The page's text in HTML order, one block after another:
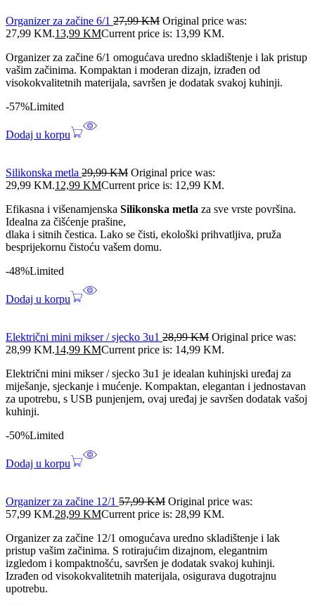
Organizer za začine 6/1 27,99KM Original price was:
27,99 KM.13,99 KMCurrent price is: 13,99 KM.
Organizer za začine 6/1 omogućava uredno skladištenje i lak pristup
vašim začinima. Kompaktan i moderan dizajn, izrađen od
visokokvalitetnih materijala, savršen je dodatak svakoj kuhinji.
-57%Limited
Dodaj u korpu
Silikonska metla 29,99KM Original price was:
29,99 KM.12,99 KMCurrent price is: 12,99 KM.
Efikasna i višenamjenska Silikonska metla za sve vrste površina.
Idealna za čišćenje prašine,
dlaka i sitnih čestica. Lako se čisti, ekološki prihvatljiva, pruža
besprijekornu čistoću vašem domu.
-48%Limited
Dodaj u korpu
Električni mini mikser / sjecko 3u1 28,99KM Original price was:
28,99 KM.14,99 KMCurrent price is: 14,99 KM.
Električni mini mikser / sjecko 3u1 je idealan kuhinjski uređaj za
miješanje, sjeckanje i mućenje. Kompaktan, elegantan i jednostavan
za upotrebu, s USB punjenjem, ovaj uređaj je savršen dodatak vašoj
kuhinji.
-50%Limited
Dodaj u korpu
Organizer za začine 12/1 57,99KM Original price was:
57,99 KM.28,99 KMCurrent price is: 28,99 KM.
Organizer za začine 12/1 omogućava uredno skladištenje i lak
pristup vašim začinima. S rotirajućim dizajnom, elegantnim
izgledom i kompaktnošću, savršen je dodatak svakoj kuhinji.
Izrađen od visokokvalitetnih materijala, osigurava dugotrajnu
upotrebu.